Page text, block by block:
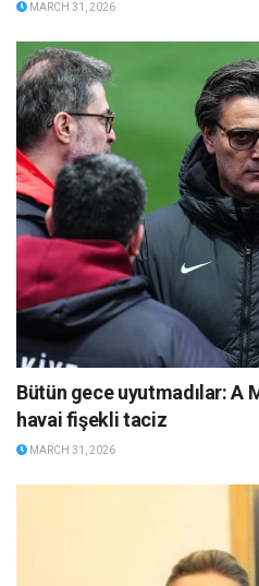
MARCH 31, 2026
Bütün gece uyutmadılar: A
havai fişekli taciz
MARCH 31, 2026